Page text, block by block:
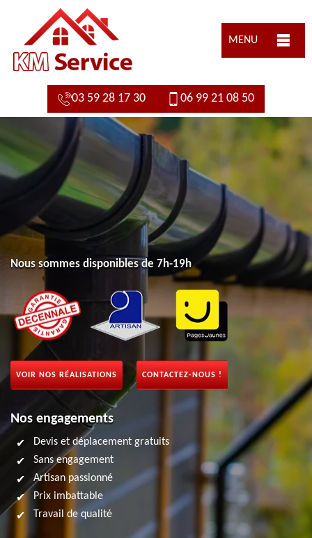
MENU
03 59 28 17 30 06 99 21 08 50
Nous sommes disponibles de 7h-19h
VOIR NOS RÉALISATIONS CONTACTEZ-NOUS !
Nos engagements
Devis et déplacement gratuits
Sans engagement
Artisan passionné
Prix imbattable
Travail de qualité